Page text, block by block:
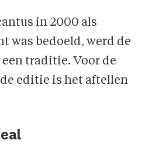
in 2000 als
was bedoeld, werd de
traditie. Voor de
editie is het aftellen